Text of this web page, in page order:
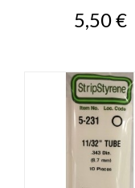
Prix
5,50 €